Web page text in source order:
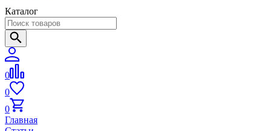
Каталог
0
0
0
Главная